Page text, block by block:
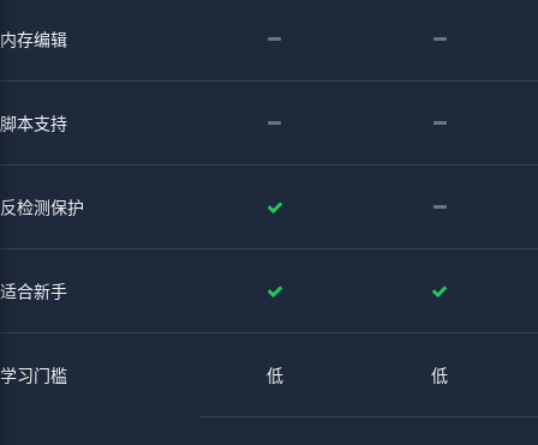
内存编辑
脚本支持
反检测保护
适合新手
学习门槛 低 低